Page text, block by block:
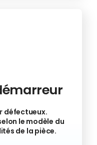
défectueux.
le modèle du
de la pièce.